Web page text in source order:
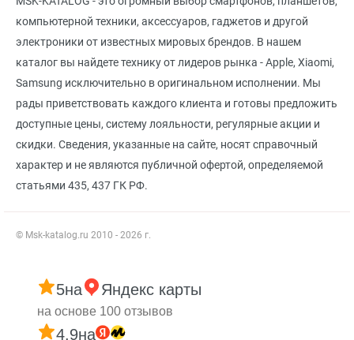
компьютерной техники, аксессуаров, гаджетов и другой
электроники от известных мировых брендов. В нашем
каталог вы найдете технику от лидеров рынка - Apple, Xiaomi,
Samsung исключительно в оригинальном исполнении. Мы
рады приветствовать каждого клиента и готовы предложить
доступные цены, систему лояльности, регулярные акции и
скидки. Сведения, указанные на сайте, носят справочный
характер и не являются публичной офертой, определяемой
статьями 435, 437 ГК РФ.
© Msk-katalog.ru 2010 - 2026 г.
5на Яндекс карты
на основе 100 отзывов
4.9на